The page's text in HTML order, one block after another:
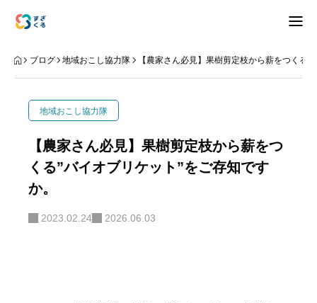
アバウト
ナリワイ
ブログ 地域おこし協力隊 【農家さん必見】果樹剪定枝から薪をつくる
地域おこし協力隊
【農家さん必見】果樹剪定枝から薪をつ
くる”バイオブリケット”をご存知です
か。
2023.02.24 2026.06.03